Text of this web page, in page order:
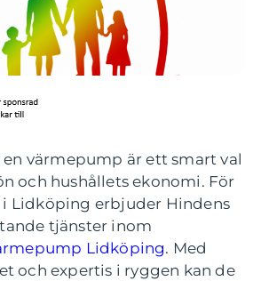
värmepump är ett smart val
och hushållets ekonomi. För
Lidköping erbjuder Hindens
tjänster inom
Lidköping. Med
och expertis i ryggen kan de